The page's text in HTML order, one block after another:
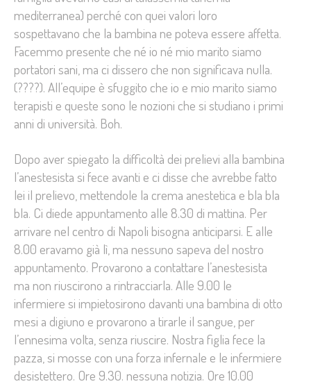
mediterranea) perché con quei valori loro
sospettavano che la bambina ne poteva essere affetta.
Facemmo presente che né io né mio marito siamo
portatori sani, ma ci dissero che non significava nulla.
(????). All’equipe è sfuggito che io e mio marito siamo
terapisti e queste sono le nozioni che si studiano i primi
anni di università. Boh.
Dopo aver spiegato la difficoltà dei prelievi alla bambina
l’anestesista si fece avanti e ci disse che avrebbe fatto
lei il prelievo, mettendole la crema anestetica e bla bla
bla. Ci diede appuntamento alle 8.30 di mattina. Per
arrivare nel centro di Napoli bisogna anticiparsi. E alle
8.00 eravamo già lì, ma nessuno sapeva del nostro
appuntamento. Provarono a contattare l’anestesista
ma non riuscirono a rintracciarla. Alle 9.00 le
infermiere si impietosirono davanti una bambina di otto
mesi a digiuno e provarono a tirarle il sangue, per
l’ennesima volta, senza riuscire. Nostra figlia fece la
pazza, si mosse con una forza infernale e le infermiere
desistettero. Ore 9.30. nessuna notizia. Ore 10.00